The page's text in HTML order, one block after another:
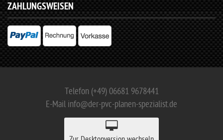
ZAHLUNGSWEISEN
Telefon (+49) 06681 9678441
E-Mail info@der-pvc-planen-spezialist.de